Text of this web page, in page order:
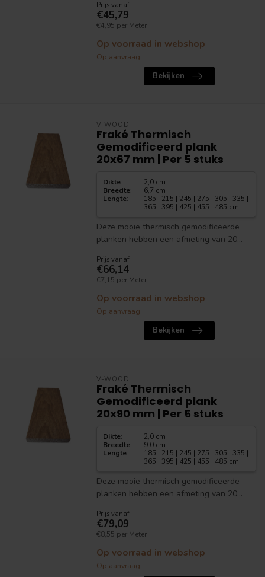
Prijs vanaf
€45,79
€4,95 per Meter
Op voorraad in webshop
Op aanvraag
Bekijken
V-WOOD
Fraké Thermisch
Gemodificeerd plank
20x67 mm | Per 5 stuks
Dikte:
2,0 cm
Breedte:
6,7 cm
Lengte:
185 | 215 | 245 | 275 | 305 | 335 |
365 | 395 | 425 | 455 | 485 cm
Deze mooie thermisch gemodificeerde
planken hebben een afmeting van 20...
Prijs vanaf
€66,14
€7,15 per Meter
Op voorraad in webshop
Op aanvraag
Bekijken
V-WOOD
Fraké Thermisch
Gemodificeerd plank
20x90 mm | Per 5 stuks
Dikte:
2,0 cm
Breedte:
9.0 cm
Lengte:
185 | 215 | 245 | 275 | 305 | 335 |
365 | 395 | 425 | 455 | 485 cm
Deze mooie thermisch gemodificeerde
planken hebben een afmeting van 20...
Prijs vanaf
€79,09
€8,55 per Meter
Op voorraad in webshop
Op aanvraag